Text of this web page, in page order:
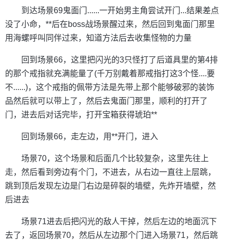
到达场景69鬼面门......一开始男主角尝试开门...结果差点
没了小命，**后在boss战场景醒过来，然后回到鬼面门那里
用海螺呼叫同伴过来，知道方法后去收集怪物的力量
回到场景66，这里把闪光的3只怪打了后道具里的第4排
的那个戒指就充满能量了(千万别戴着那戒指打这3个怪....要
不......)，这个戒指的佩带方法是先带上那个能够破邪的装饰
品然后就可以带上了，然后去鬼面门那里，顺利的打开了
门，进去后对话完毕，打开宝箱获得琥珀**
回到场景66，走左边，用**开门，进入
场景70，这个场景和后面几个比较复杂，这里先往上
走，然后看到旁边有个门，不进去，从右边一直往上层跳，
跳到顶后发现左边是门右边是碎裂的墙壁，先炸开墙壁，然
后进去
场景71进去后把闪光的敌人干掉，然后左边的地面沉下
去了，返回场景70，然后从左边那个门进入场景71，然后跳